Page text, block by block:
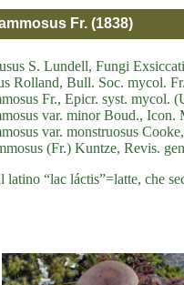
Fr. (1838)
S. Lundell, Fungi
Rolland, Bull. Soc. mycol.
Fr., Epicr. syst. mycol.
var. minor Boud.,
var. monstruosus
(Fr.) Kuntze, Revis.
latino “lac láctis”=latte, che